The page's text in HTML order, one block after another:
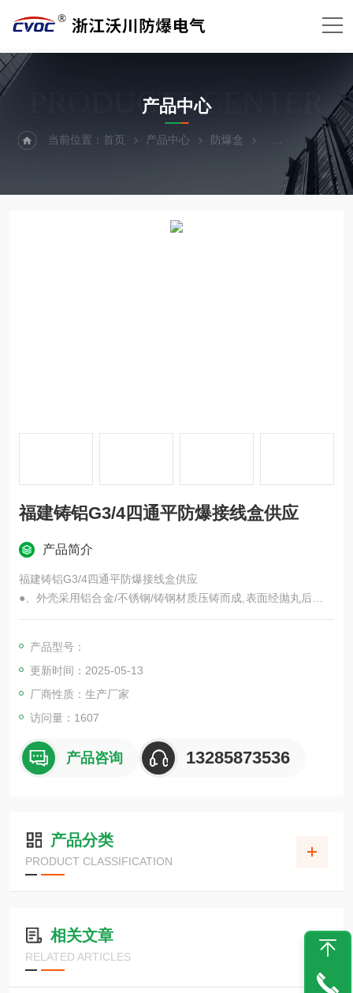
PRODUCTS CENTER
产品中心
当前位置：首页 产品中心 防爆盒 AH防爆接线盒
福建铸铝G3/4四通平防爆接线盒供应
产品简介
福建铸铝G3/4四通平防爆接线盒供应
●、外壳采用铝合金/不锈钢/铸钢材质压铸而成,表面经抛丸后粉末
静电喷塑;
寸,1.2寸,1.5寸,两寸,2.5寸,3寸,DN15,DN20,DN25,DN32,DN40,D
N50,DN70,DN80,DN100多种方式及规格,满足现场各种布线需要;
产品型号：
更新时间：2025-05-13
厂商性质：生产厂家
访问量：1607
产品咨询 13285873536
产品分类
PRODUCT CLASSIFICATION
相关文章
RELATED ARTICLES